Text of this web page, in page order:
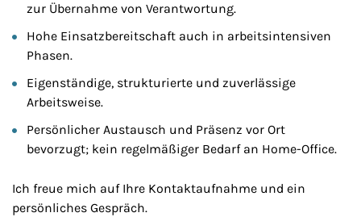
zur Übernahme von Verantwortung.
Hohe Einsatzbereitschaft auch in arbeitsintensiven
Phasen.
Eigenständige, strukturierte und zuverlässige
Arbeitsweise.
Persönlicher Austausch und Präsenz vor Ort
bevorzugt; kein regelmäßiger Bedarf an Home-Office.
Ich freue mich auf Ihre Kontaktaufnahme und ein
persönliches Gespräch.